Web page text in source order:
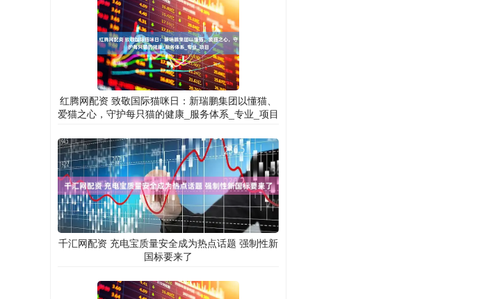
红腾网配资 致敬国际猫咪日：新瑞鹏集团以懂猫、
爱猫之心，守护每只猫的健康_服务体系_专业_项目
千汇网配资 充电宝质量安全成为热点话题 强制性新
国标要来了